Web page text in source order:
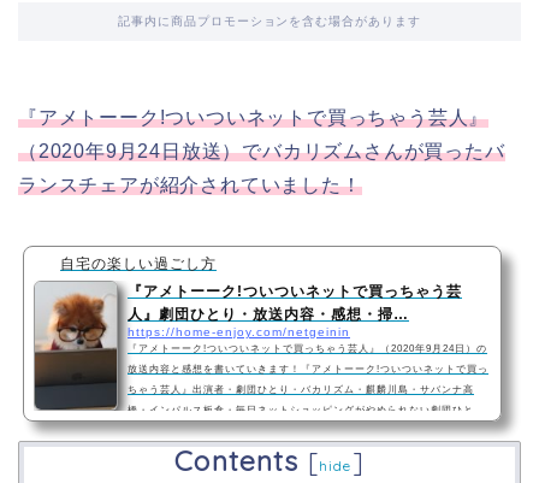
記事内に商品プロモーションを含む場合があります
『アメトーーク!ついついネットで買っちゃう芸人』
（2020年9月24日放送）でバカリズムさんが買ったバ
ランスチェアが紹介されていました！
自宅の楽しい過ごし方
『アメトーーク!ついついネットで買っちゃう芸
人』劇団ひとり・放送内容・感想・掃…
https://home-enjoy.com/netgeinin
『アメトーーク!ついついネットで買っちゃう芸人』（2020年9月24日）の
放送内容と感想を書いていきます！『アメトーーク!ついついネットで買っ
ちゃう芸人』出演者・劇団ひとり・バカリズム・麒麟川島・サバンナ高
橋・インパルス板倉・毎日ネットショッピングがやめられない劇団ひと
り・バカリズム・麒麟川島・サバンナ高橋・インパルス板倉劇団ひとりさ
んおすすめ・能力アップ商品とは・『マッスルトレーナーオリジナル メン
ズ ブラック 片足1.4kg 』劇団ひとりさんがおすすめする能力アップ商品と
Contents [hide ]